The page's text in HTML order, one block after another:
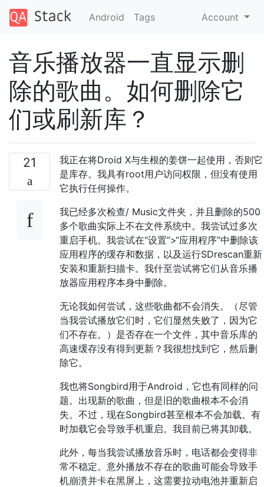
Android Tags Account
音乐播放器一直显示删
除的歌曲。如何删除它
们或刷新库？
21
我正在将Droid X与生根的姜饼一起使用，否则它
是库存。我具有root用户访问权限，但没有使用
它执行任何操作。
我已经多次检查/ Music文件夹，并且删除的500
多个歌曲实际上不在文件系统中。我尝试过多次
重启手机。我尝试在“设置”>“应用程序”中删除该
应用程序的缓存和数据，以及运行SDrescan重新
安装和重新扫描卡。我什至尝试将它们从音乐播
放器应用程序本身中删除。
无论我如何尝试，这些歌曲都不会消失。（尽管
当我尝试播放它们时，它们显然失败了，因为它
们不存在。）是否存在一个文件，其中音乐库的
高速缓存没有得到更新？我很想找到它，然后删
除它。
我也将Songbird用于Android，它也有同样的问
题。出现新的歌曲，但是旧的歌曲根本不会消
失。不过，现在Songbird甚至根本不会加载。有
时加载它会导致手机重启。我目前已将其卸载。
此外，每当我尝试播放音乐时，电话都会变得非
常不稳定。意外播放不存在的歌曲可能会导致手
机崩溃并卡在黑屏上，这需要拉动电池并重新启